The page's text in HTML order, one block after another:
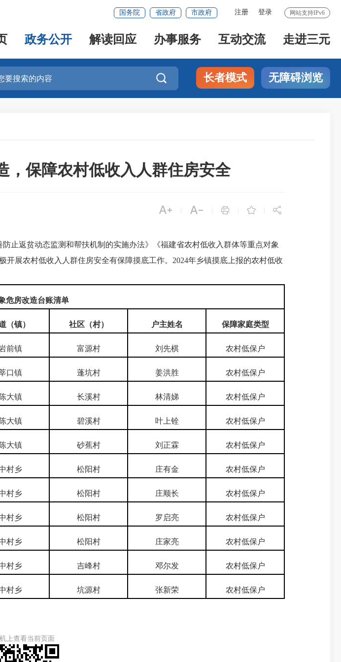
网站支持IPv6
注册 登录
国务院 省政府 市政府
政务公开 解读回应 办事服务 互动交流 走进三元
 长者模式 无障碍浏览
，保障农村低收入人群住房安全
    
返贫动态监测和帮扶机制的实施办法》《福建省农村低收入群体等重点对象
展农村低收入人群住房安全有保障摸底工作。2024年乡镇摸底上报的农村低收
危房改造台账清单
（镇） 社区（村） 户主姓名 保障家庭类型
前镇 富源村 刘先棋 农村低保户
口镇 蓬坑村 姜洪胜 农村低保户
陈大镇 长溪村 林清娣 农村低保户
陈大镇 碧溪村 叶上铨 农村低保户
陈大镇 砂蕉村 刘正霖 农村低保户
村乡 松阳村 庄有金 农村低保户
村乡 松阳村 庄顺长 农村低保户
村乡 松阳村 罗启亮 农村低保户
村乡 松阳村 庄家亮 农村低保户
村乡 吉峰村 邓尔发 农村低保户
村乡 坑源村 张新荣 农村低保户
上查看当前页面